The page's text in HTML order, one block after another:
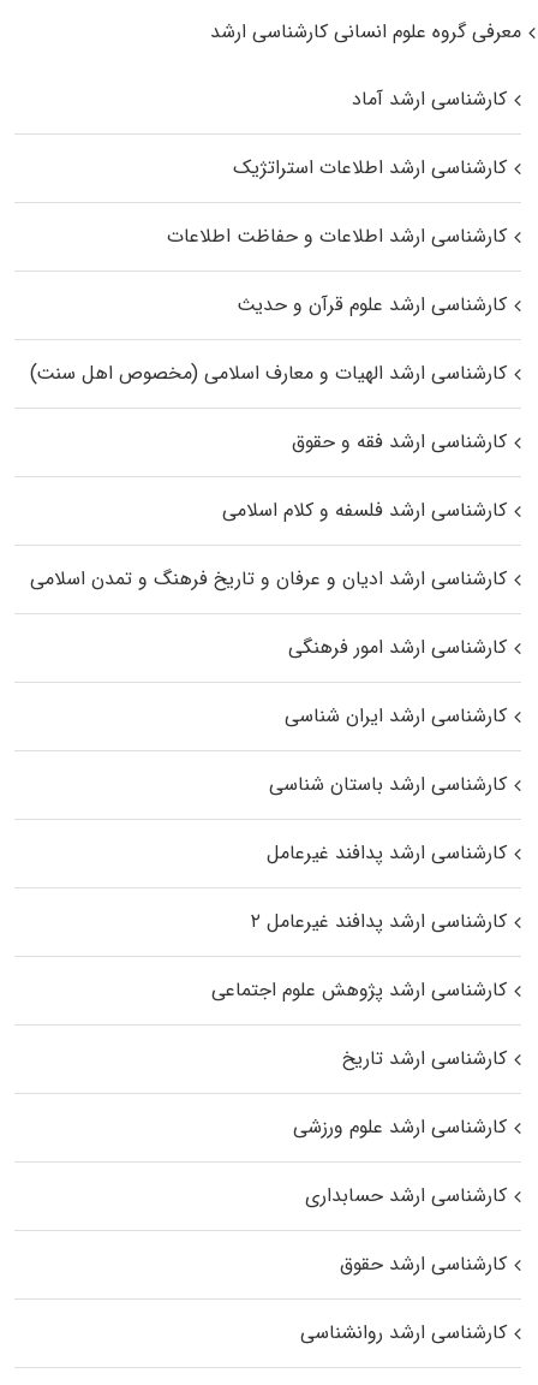
معرفی گروه علوم انسانی کارشناسی ارشد
کارشناسی ارشد آماد
کارشناسی ارشد اطلاعات استراتژیک
کارشناسی ارشد اطلاعات و حفاظت اطلاعات
کارشناسی ارشد علوم قرآن و حدیث
کارشناسی ارشد الهیات و معارف اسلامی (مخصوص اهل سنت)
کارشناسی ارشد فقه و حقوق
کارشناسی ارشد فلسفه و کلام اسلامی
کارشناسی ارشد ادیان و عرفان و تاریخ فرهنگ و تمدن اسلامی
کارشناسی ارشد امور فرهنگی
کارشناسی ارشد ایران شناسی
کارشناسی ارشد باستان شناسی
کارشناسی ارشد پدافند غیرعامل
کارشناسی ارشد پدافند غیرعامل ۲
کارشناسی ارشد پژوهش علوم اجتماعی
کارشناسی ارشد تاریخ
کارشناسی ارشد علوم ورزشی
کارشناسی ارشد حسابداری
کارشناسی ارشد حقوق
کارشناسی ارشد روانشناسی